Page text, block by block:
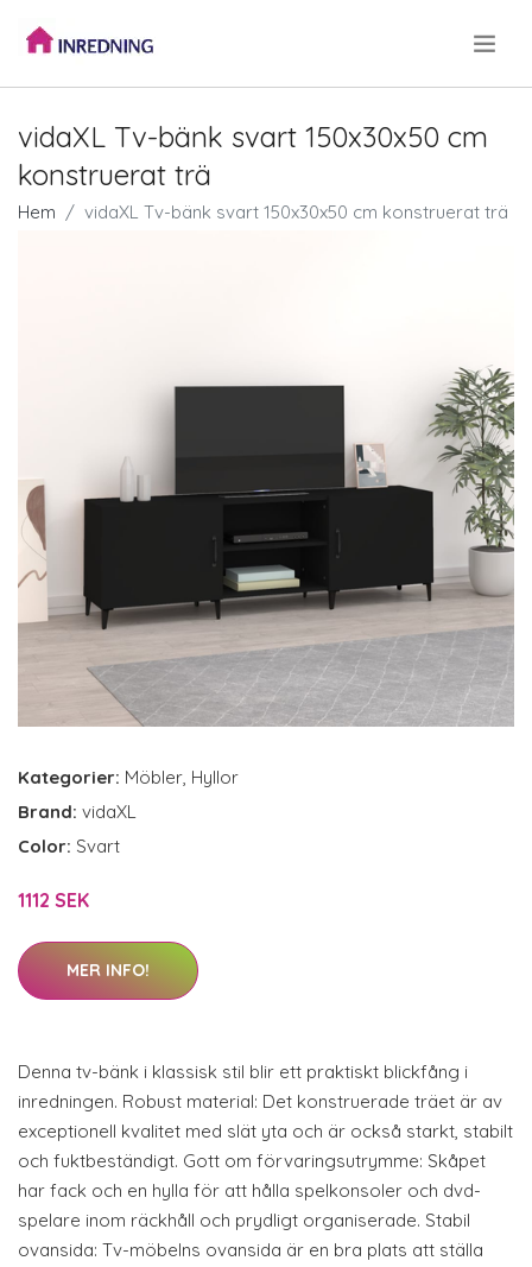
vidaXL Tv-bänk svart 150x30x50 cm
konstruerat trä
Hem vidaXL Tv-bänk svart 150x30x50 cm konstruerat trä
Kategorier: Möbler, Hyllor
Brand: vidaXL
Color: Svart
1112 SEK
MER INFO!
Denna tv-bänk i klassisk stil blir ett praktiskt blickfång i
inredningen. Robust material: Det konstruerade träet är av
exceptionell kvalitet med slät yta och är också starkt, stabilt
och fuktbeständigt. Gott om förvaringsutrymme: Skåpet
har fack och en hylla för att hålla spelkonsoler och dvd-
spelare inom räckhåll och prydligt organiserade. Stabil
ovansida: Tv-möbelns ovansida är en bra plats att ställa